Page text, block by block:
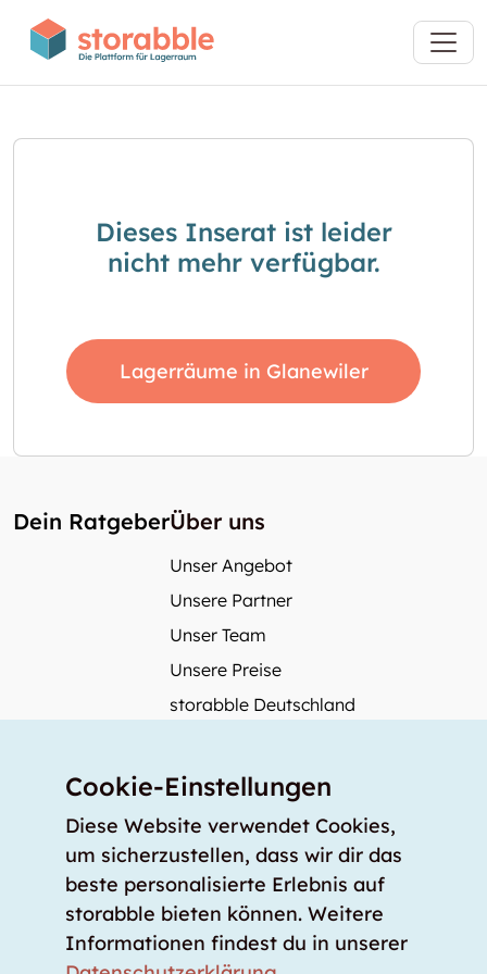
Dieses Inserat ist leider
nicht mehr verfügbar.
Lagerräume in Glanewiler
Dein RatgeberÜber uns
Unser Angebot
Unsere Partner
Unser Team
Unsere Preise
storabble Deutschland
Mehr über storabble
Medienbeiträge
Wie gross muss ein Lagerraum sein?
Was kostet ein Lagerraum?
Für Lageranbieter
Cookie-Einstellungen
Diese Website verwendet Cookies,
um sicherzustellen, dass wir dir das
beste personalisierte Erlebnis auf
storabble bieten können. Weitere
Informationen findest du in unserer